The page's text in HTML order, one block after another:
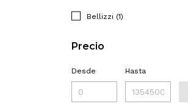
Bellizzi (1)
Precio
Desde Hasta